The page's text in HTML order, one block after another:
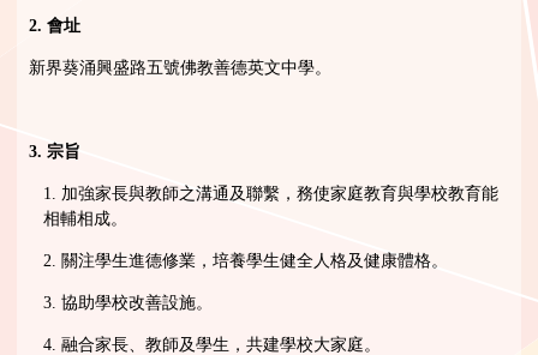
2. 會址
新界葵涌興盛路五號佛教善德英文中學。
3. 宗旨
1. 加強家長與教師之溝通及聯繫，務使家庭教育與學校教育能
相輔相成。
2. 關注學生進德修業，培養學生健全人格及健康體格。
3. 協助學校改善設施。
4. 融合家長、教師及學生，共建學校大家庭。